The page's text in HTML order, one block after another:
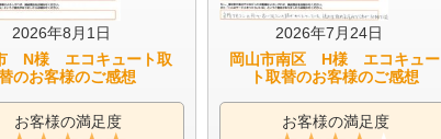
2026年8月1日
N様 エコキュート取
のお客様のご感想
お客様の満足度
2026年7月24日
岡山市南区 H様 エコキュー
ト取替のお客様のご感想
お客様の満足度